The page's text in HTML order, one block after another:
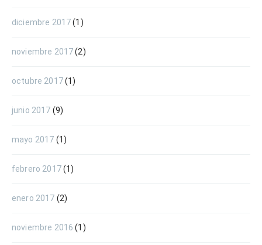
diciembre 2017(1)
noviembre 2017(2)
octubre 2017(1)
junio 2017 (9)
mayo 2017 (1)
febrero 2017(1)
enero 2017 (2)
noviembre 2016 (1)